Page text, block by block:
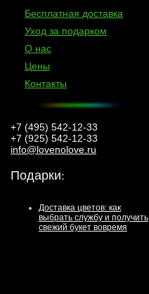
Бесплатная доставка
Уход за подарком
О нас
Цены
Контакты
+7 (495) 542-12-33
+7 (925) 542-12-33
info@lovenolove.ru
Подарки:
Доставка цветов: как
выбрать службу и получить
свежий букет вовремя